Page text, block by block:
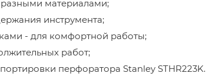
разными материалами;
инструмента;
- для комфортной работы;
работ;
перфоратора Stanley STHR223K.